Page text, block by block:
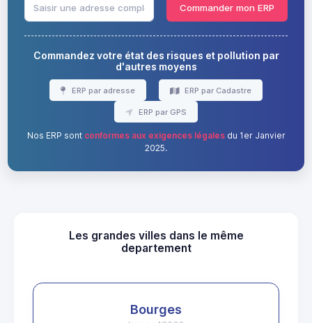
Commander mon ERP
Commandez votre état des risques et pollution par
d'autres moyens
ERP par adresse ERP par Cadastre
ERP par GPS
Nos ERP sont conformes aux exigences légalesdu 1er Janvier
2025.
Les grandes villes dans le même
departement
Bourges